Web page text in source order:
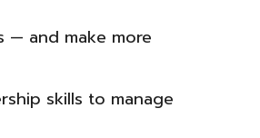
— and make more
skills to manage